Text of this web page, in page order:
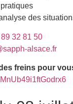
des
32 81 50
alsace.fr
freins pour